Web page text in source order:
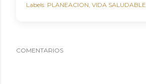
Labels: PLANEACION VIDA SALUDABLE
COMENTARIOS